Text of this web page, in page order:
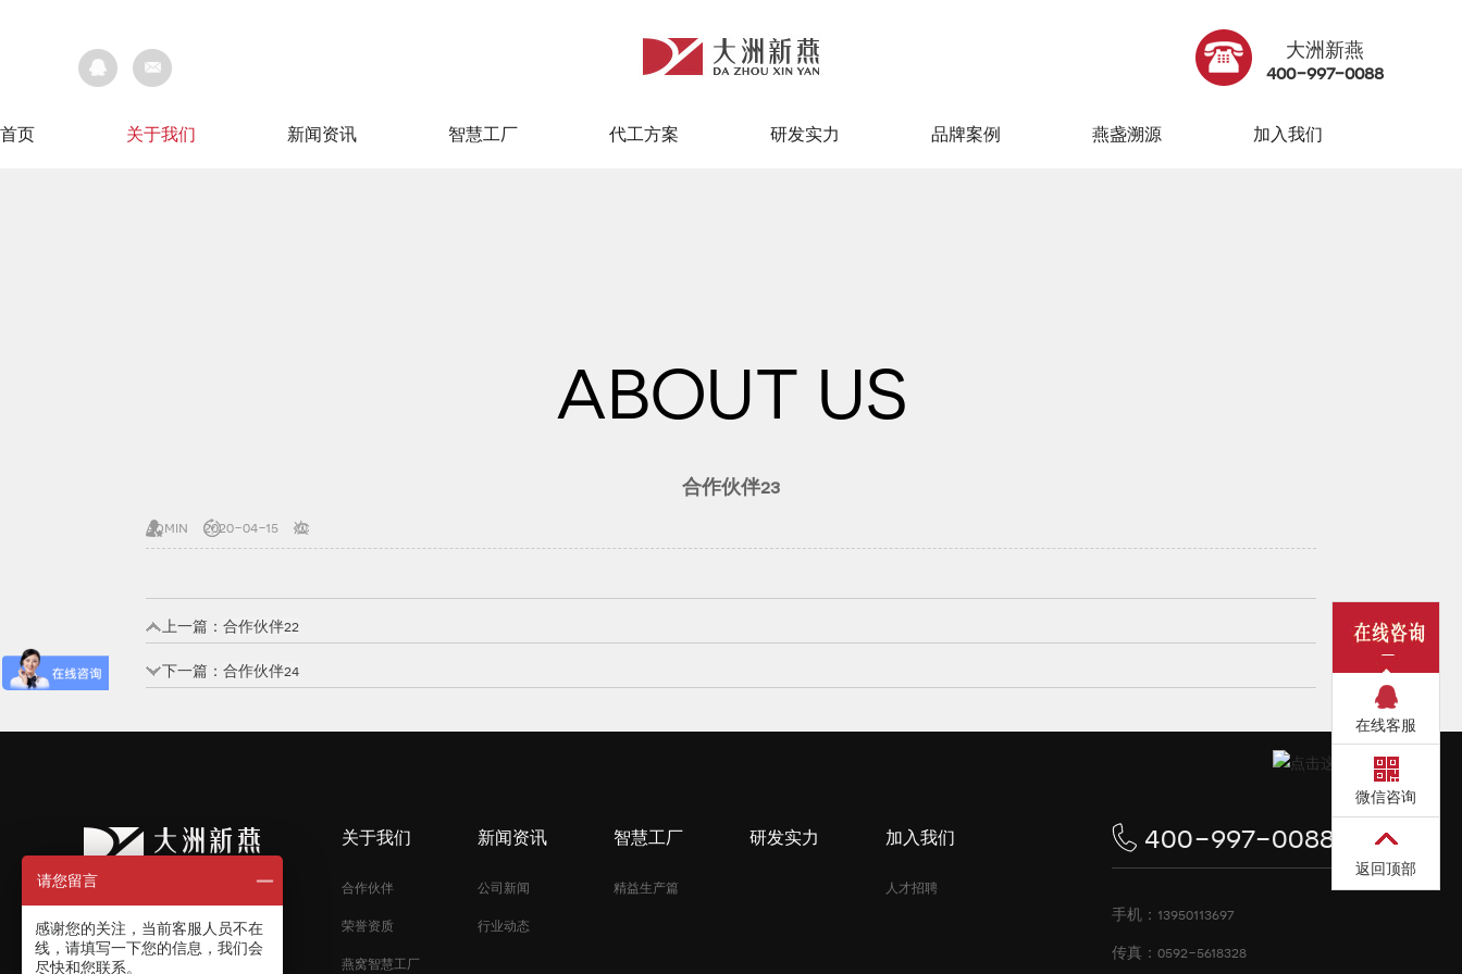
大洲新燕
400-997-0088
首页 关于我们 新闻资讯 智慧工厂 代工方案 研发实力 品牌案例 燕盏溯源 加入我们
ABOUT US
合作伙伴23
admin 2020-04-15 次
上一篇：合作伙伴22
下一篇：合作伙伴24
关于我们
合作伙伴
荣誉资质
燕窝智慧工厂
新闻资讯
公司新闻
行业动态
智慧工厂
精益生产篇
研发实力 加入我们
人才招聘
400-997-0088
手机：13950113697
传真：0592-5618328
在线客服
微信咨询
返回顶部
请您留言
感谢您的关注，当前客服人员不在
线，请填写一下您的信息，我们会
尽快和您联系。